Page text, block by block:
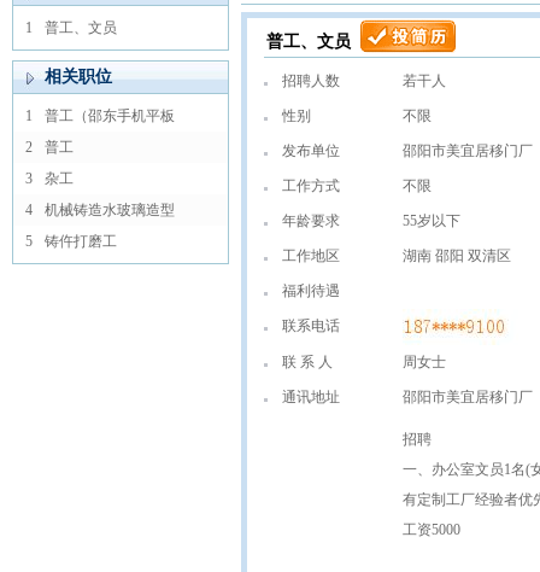
1 普工、文员
相关职位
1
普工（邵东手机平板
2
普工
3
杂工
4
机械铸造水玻璃造型
5
铸仵打磨工
普工、文员
招聘人数 若干人
性别 不限
发布单位 邵阳市美宜居移门厂
工作方式 不限
年龄要求 55岁以下
工作地区 湖南 邵阳 双清区
福利待遇
联系电话
联 系 人 周女士
通讯地址 邵阳市美宜居移门厂
招聘
一、办公室文员1名(
有定制工厂经验者优
工资5000